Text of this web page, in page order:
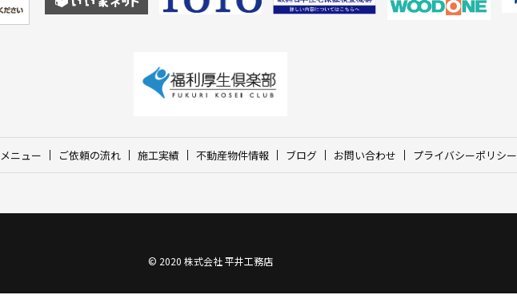
メニュー ご依頼の流れ 施工実績 不動産物件情報 ブログ お問い合わせ プライバシーポリシー
© 2020 株式会社 平井工務店